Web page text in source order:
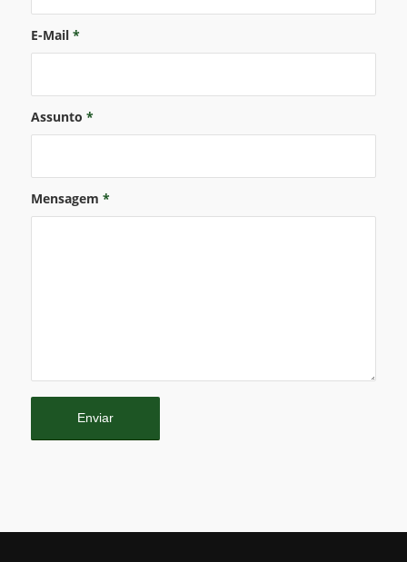
E-Mail *
Assunto *
Mensagem *